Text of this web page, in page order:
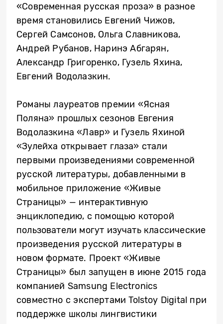
«Современная русская проза» в разное
время становились Евгений Чижов,
Сергей Самсонов, Ольга Славникова,
Андрей Рубанов, Наринэ Абгарян,
Александр Григоренко, Гузель Яхина,
Евгений Водолазкин.
Романы лауреатов премии «Ясная
Поляна» прошлых сезонов Евгения
Водолазкина «Лавр» и Гузель Яхиной
«Зулейха открывает глаза» стали
первыми произведениями современной
русской литературы, добавленными в
мобильное приложение «Живые
Страницы» — интерактивную
энциклопедию, с помощью которой
пользователи могут изучать классические
произведения русской литературы в
новом формате. Проект «Живые
Страницы» был запущен в июне 2015 года
компанией Samsung Electronics
совместно с экспертами Tolstoy Digital при
поддержке школы лингвистики